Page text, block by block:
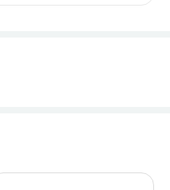
시대에 처음 건설된 루춘은